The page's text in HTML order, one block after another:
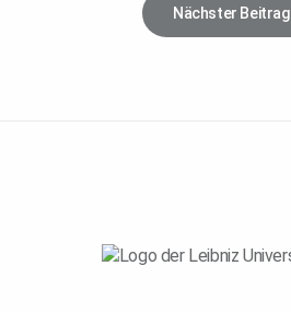
Nächster Beitrag